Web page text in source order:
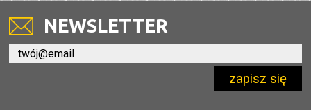
NEWSLETTER
zapisz się